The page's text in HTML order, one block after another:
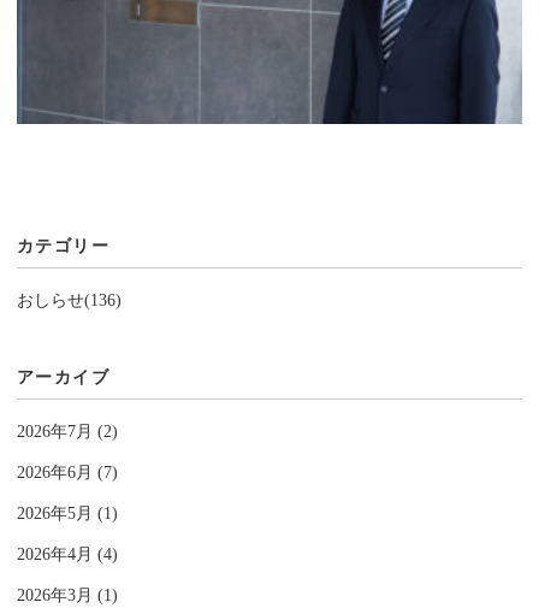
カテゴリー
おしらせ(136)
アーカイブ
2026年7月 (2)
2026年6月 (7)
2026年5月 (1)
2026年4月 (4)
2026年3月 (1)